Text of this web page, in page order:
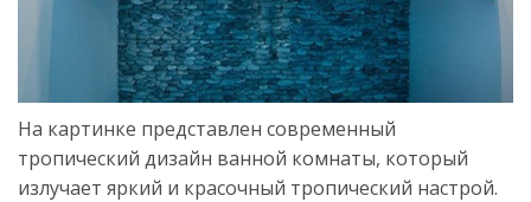
На картинке представлен современный
тропический дизайн ванной комнаты, который
излучает яркий и красочный тропический настрой.